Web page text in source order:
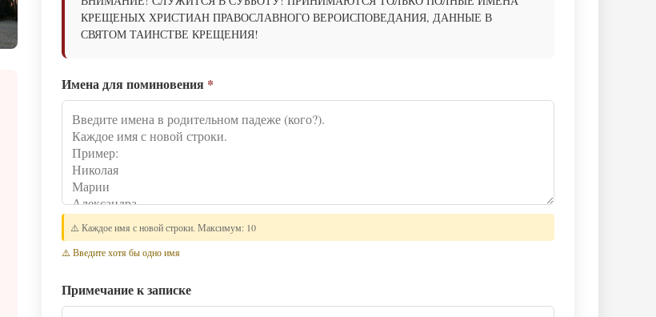
КРЕЩЕНЫХ ХРИСТИАН ПРАВОСЛАВНОГО ВЕРОИСПОВЕДАНИЯ, ДАННЫЕ В
СВЯТОМ ТАИНСТВЕ КРЕЩЕНИЯ!
Имена для поминовения *
⚠️ Каждое имя с новой строки. Максимум: 10
⚠️ Введите хотя бы одно имя
Примечание к записке